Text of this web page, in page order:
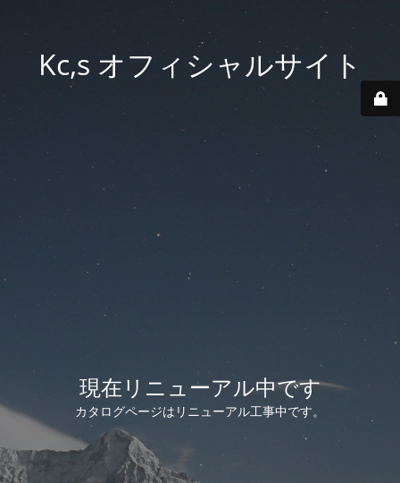
Kc,s オフィシャルサイト
現在リニューアル中です
カタログページはリニューアル工事中です。